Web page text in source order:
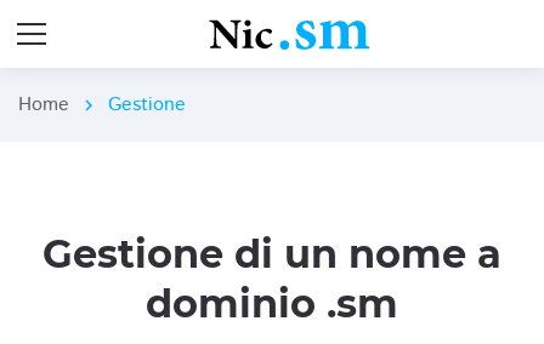
Home chevron_right Gestione
Gestione di un nome a
dominio .sm